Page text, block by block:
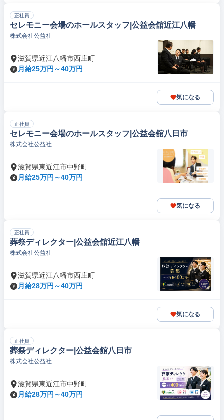
正社員
セレモニー会場のホールスタッフ|公益会舘近江八幡
株式会社公益社
滋賀県近江八幡市西庄町
月給25万円～40万円
気になる
正社員
セレモニー会場のホールスタッフ|公益会舘八日市
株式会社公益社
滋賀県東近江市中野町
月給25万円～40万円
気になる
正社員
葬祭ディレクター|公益会舘近江八幡
株式会社公益社
滋賀県近江八幡市西庄町
月給28万円～40万円
気になる
正社員
葬祭ディレクター|公益会館八日市
株式会社公益社
滋賀県東近江市中野町
月給28万円～40万円